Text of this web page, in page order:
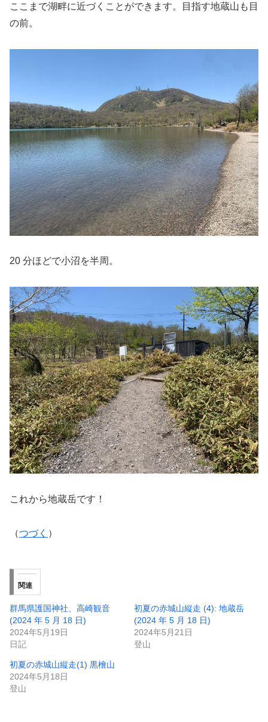
ここまで湖畔に近づくことができます。目指す地蔵山も目
の前。
20 分ほどで小沼を半周。
これから地蔵岳です！
（つづく ）
関連
群馬県護国神社、高崎観音
(2024 年 5 月 18 日)
2024年5月19日
日記
初夏の赤城山縦走 (4): 地蔵岳
(2024 年 5 月 18 日)
2024年5月21日
登山
初夏の赤城山縦走(1) 黒檜山
2024年5月18日
登山